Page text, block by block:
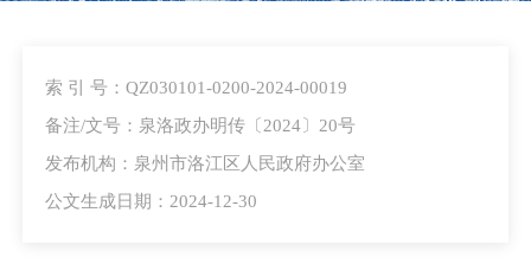
索 引 号：QZ030101-0200-2024-00019
备注/文号：泉洛政办明传〔2024〕20号
发布机构：泉州市洛江区人民政府办公室
公文生成日期：2024-12-30